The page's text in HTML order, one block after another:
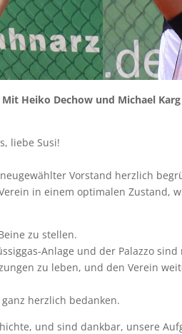
Heiko Dechow und Michael
liebe Susi!
Vorstand herzlich
in einem optimalen
zu stellen.
Anlage und der Palazzo
zu leben, und den Verein
herzlich bedanken.
und sind dankbar, unsere